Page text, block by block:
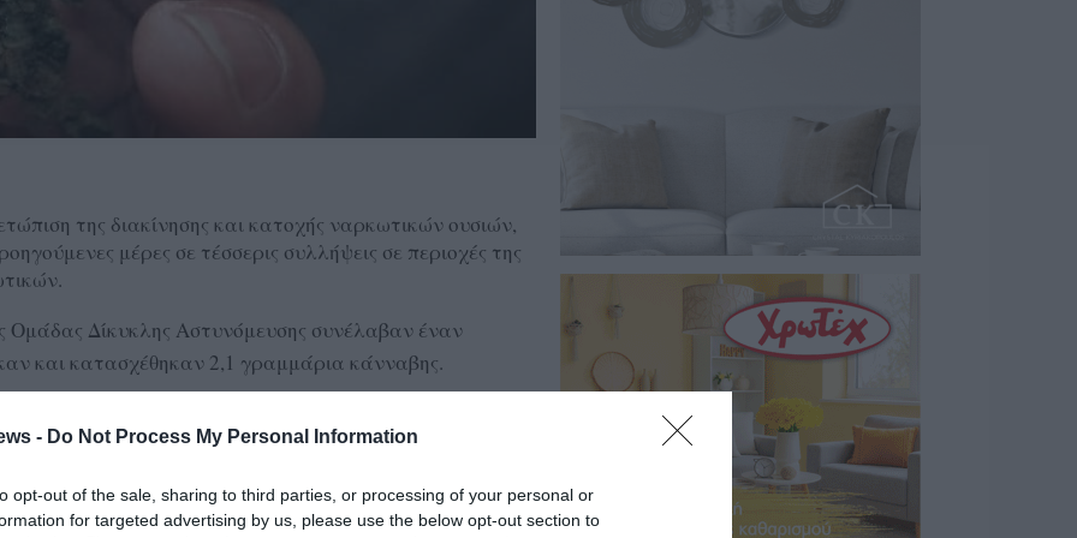
- Do Not Process My Personal Information
opt-out of the sale, sharing to third parties, or processing of your personal or
for targeted advertising by us, please use the below opt-out section to
της διακίνησης και κατοχής ναρκωτικών ουσιών,
μέρες σε τέσσερις συλλήψεις σε περιοχές της
Ομάδας Δίκυκλης Αστυνόμευσης συνέλαβαν έναν
και κατασχέθηκαν 2,1 γραμμάρια κάνναβης.
της Α’ Ομάδας Πρόληψης και Καταστολής του
19, 20 και 21 ετών, καθώς στην κατοχή τους
(τσιγαριλίκι) και ποσότητα κοκαΐνης, συνολικού